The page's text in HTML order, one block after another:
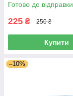
Готово до відправки
225 ₴ 250 ₴
Купити
–10%